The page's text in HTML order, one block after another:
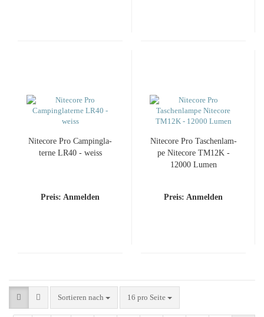
Ni­te­co­re Pro Cam­ping­la­
ter­ne LR40 - weiss
Preis: Anmelden
Ni­te­co­re Pro Ta­schen­lam­
pe Ni­te­co­re TM12K -
12000 Lumen
Preis: Anmelden
Sortieren nach
Sortieren nach 16 pro Seite
pro Seite